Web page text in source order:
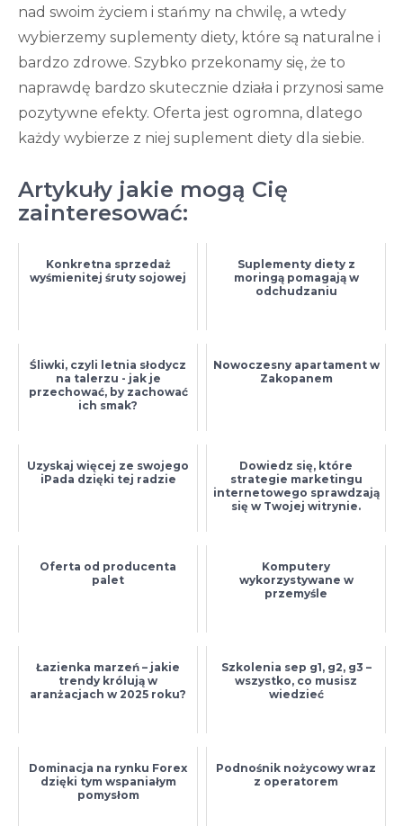
nad swoim życiem i stańmy na chwilę, a wtedy
wybierzemy suplementy diety, które są naturalne i
bardzo zdrowe. Szybko przekonamy się, że to
naprawdę bardzo skutecznie działa i przynosi same
pozytywne efekty. Oferta jest ogromna, dlatego
każdy wybierze z niej suplement diety dla siebie.
Artykuły jakie mogą Cię
zainteresować:
Konkretna sprzedaż
wyśmienitej śruty sojowej
Suplementy diety z
moringą pomagają w
odchudzaniu
Śliwki, czyli letnia słodycz
na talerzu - jak je
przechować, by zachować
ich smak?
Nowoczesny apartament w
Zakopanem
Uzyskaj więcej ze swojego
iPada dzięki tej radzie
Dowiedz się, które
strategie marketingu
internetowego sprawdzają
się w Twojej witrynie.
Oferta od producenta
palet
Komputery
wykorzystywane w
przemyśle
Łazienka marzeń – jakie
trendy królują w
aranżacjach w 2025 roku?
Szkolenia sep g1, g2, g3 –
wszystko, co musisz
wiedzieć
Dominacja na rynku Forex
dzięki tym wspaniałym
pomysłom
Podnośnik nożycowy wraz
z operatorem